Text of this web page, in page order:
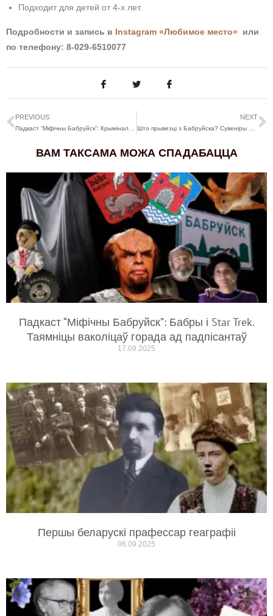
Подходит для детей от 4-х лет.
Подробности и запись в Instagram «Любимое место» или
по телефону: 8-029-6510077
PREVIOUS NEXT
ВАМ ТАКСАМА МОЖА СПАДАБАЦЦА
Падкаст “Міфічны Бабруйск”: Бабры і Star Trek.
Таямніцы ваколіцаў горада ад падпісантаў
17.09.2025
Першы беларускі прафессар геаграфіі
06.09.2025